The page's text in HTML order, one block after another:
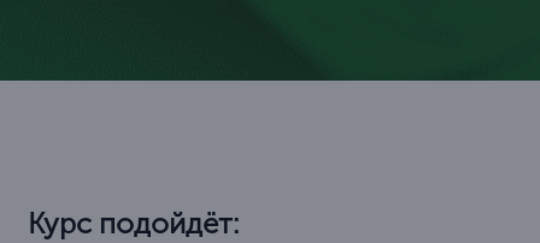
Курс подойдёт: